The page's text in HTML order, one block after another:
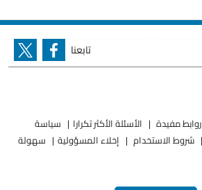
تابعنا
روابط مفيدة الأسئلة الأكثر تكرارا
سياسة
شروط الاستخدام إخلاء المسؤولية
سهولة